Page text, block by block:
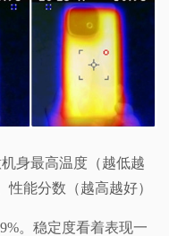
身最高温度（越低越
能分数（越高越好）
。稳定度看着表现一